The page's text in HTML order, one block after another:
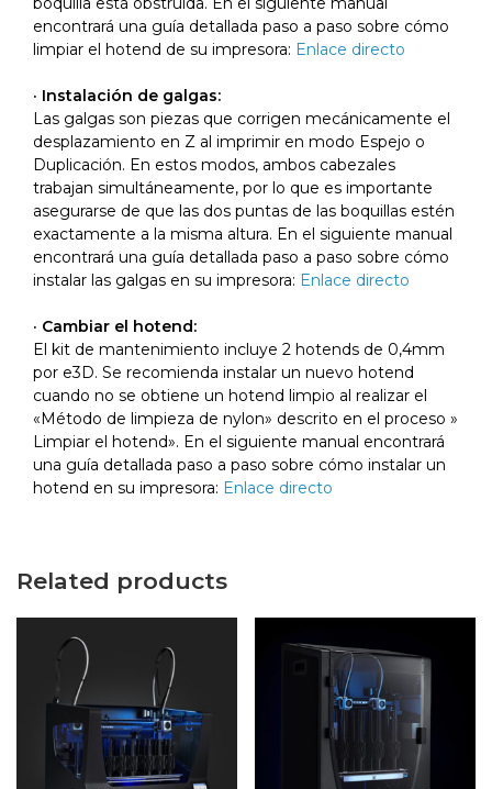
encontrará una guía detallada paso a paso sobre cómo
limpiar el hotend de su impresora: Enlace directo
· Instalación de galgas:
Las galgas son piezas que corrigen mecánicamente el
desplazamiento en Z al imprimir en modo Espejo o
Duplicación. En estos modos, ambos cabezales
trabajan simultáneamente, por lo que es importante
asegurarse de que las dos puntas de las boquillas estén
exactamente a la misma altura. En el siguiente manual
encontrará una guía detallada paso a paso sobre cómo
instalar las galgas en su impresora: Enlace directo
· Cambiar el hotend:
El kit de mantenimiento incluye 2 hotends de 0,4mm
por e3D. Se recomienda instalar un nuevo hotend
cuando no se obtiene un hotend limpio al realizar el
«Método de limpieza de nylon» descrito en el proceso »
Limpiar el hotend». En el siguiente manual encontrará
una guía detallada paso a paso sobre cómo instalar un
hotend en su impresora: Enlace directo
Related products